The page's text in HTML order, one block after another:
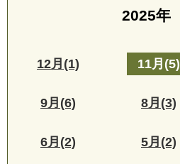
2025年
12月(1) 11月(5)
9月(6) 8月(3)
6月(2) 5月(2)